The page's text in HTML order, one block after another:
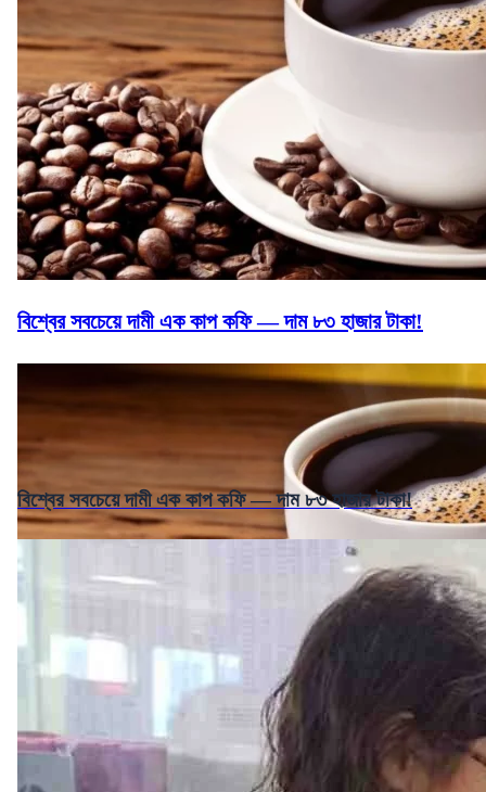
বিশ্বের সবচেয়ে দামী এক কাপ কফি — দাম ৮৩ হাজার টাকা!
বিশ্বের সবচেয়ে দামী এক কাপ কফি — দাম ৮৩ হাজার টাকা!